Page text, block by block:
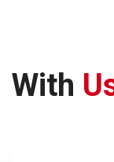
With